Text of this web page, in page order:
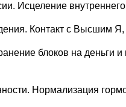
Исцеление
Контакт с Высшим
блоков на деньги
Нормализация